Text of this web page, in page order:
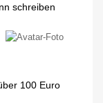
schreiben
100 Euro